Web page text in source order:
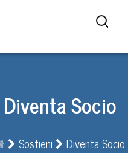
Diventa Socio
Sostieni Diventa Socio